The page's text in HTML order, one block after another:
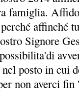
famiglia.
affinché
Signore
posto in cui
non averci fin